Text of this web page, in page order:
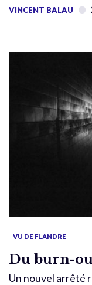
VINCENT BALAU
VU DE FLANDRE
Du burn-
Un nouvel arrêté